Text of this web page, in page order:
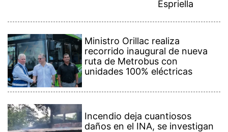
recorrido inaugural de nueva
ruta de Metrobus con
unidades 100% eléctricas
daños en el INA, se investigan
las causas